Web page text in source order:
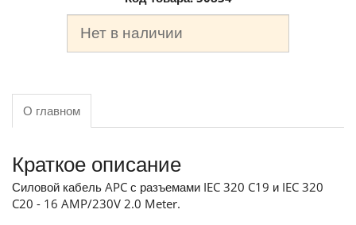
Нет в наличии
О главном
Краткое описание
Силовой кабель APC с разъемами IEC 320 C19 и IEC 320
C20 - 16 AMP/230V 2.0 Meter.